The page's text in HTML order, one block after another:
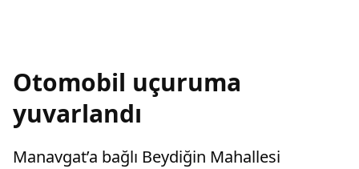
Otomobil uçuruma
yuvarlandı
Manavgat’a bağlı Beydiğin Mahallesi